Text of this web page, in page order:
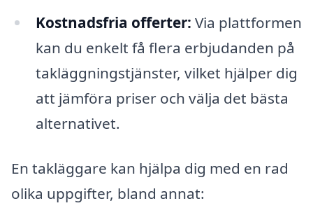
Kostnadsfria offerter: Via plattformen
kan du enkelt få flera erbjudanden på
takläggningstjänster, vilket hjälper dig
att jämföra priser och välja det bästa
alternativet.
En takläggare kan hjälpa dig med en rad
olika uppgifter, bland annat: